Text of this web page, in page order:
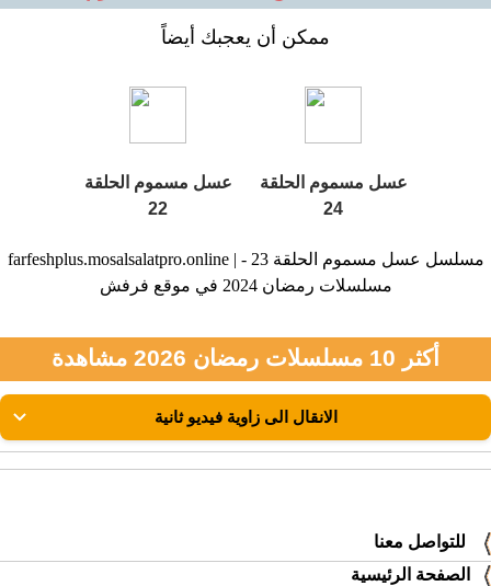
ممكن أن يعجبك أيضاً
عسل مسموم الحلقة
24
عسل مسموم الحلقة
22
farfeshplus.mosalsalatpro.online | مسلسل عسل مسموم الحلقة 23 -
مسلسلات رمضان 2024 في موقع فرفش
أكثر 10 مسلسلات رمضان 2026 مشاهدة
للتواصل معنا
الصفحة الرئيسية